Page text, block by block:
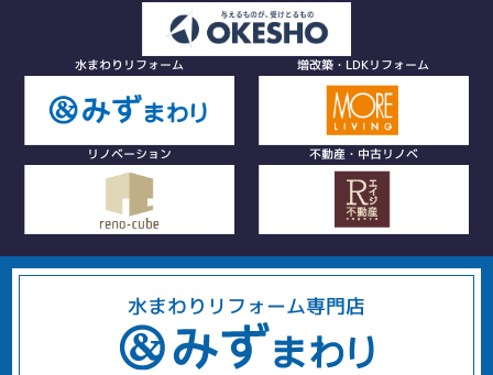
水まわりリフォーム 増改築・LDKリフォーム
リノベーション 不動産・中古リノベ
水まわりリフォーム専門店